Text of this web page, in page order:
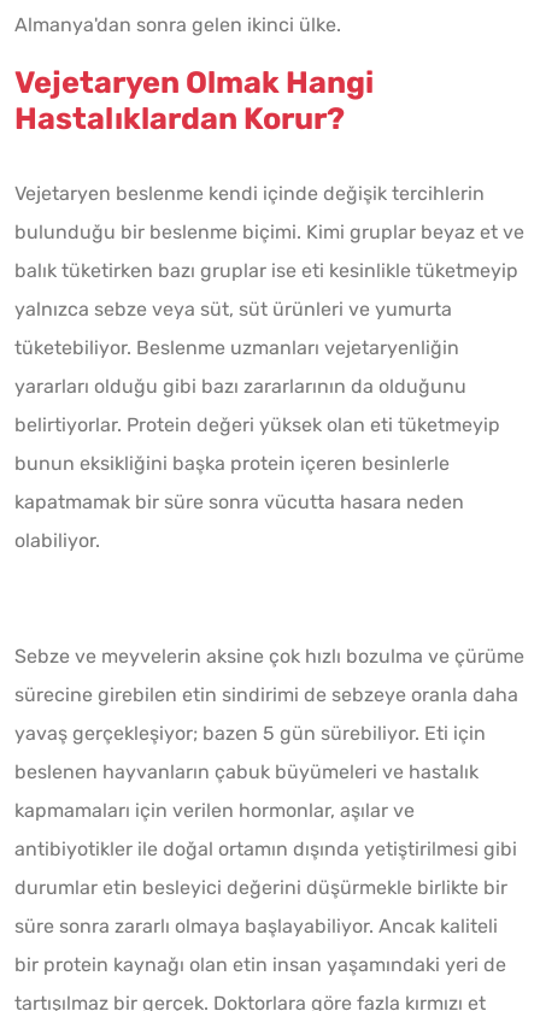
Almanya'dan sonra gelen ikinci ülke.
Vejetaryen Olmak Hangi
Hastalıklardan Korur?
Vejetaryen beslenme kendi içinde değişik tercihlerin
bulunduğu bir beslenme biçimi. Kimi gruplar beyaz et ve
balık tüketirken bazı gruplar ise eti kesinlikle tüketmeyip
yalnızca sebze veya süt, süt ürünleri ve yumurta
tüketebiliyor. Beslenme uzmanları vejetaryenliğin
yararları olduğu gibi bazı zararlarının da olduğunu
belirtiyorlar. Protein değeri yüksek olan eti tüketmeyip
bunun eksikliğini başka protein içeren besinlerle
kapatmamak bir süre sonra vücutta hasara neden
olabiliyor.
Sebze ve meyvelerin aksine çok hızlı bozulma ve çürüme
sürecine girebilen etin sindirimi de sebzeye oranla daha
yavaş gerçekleşiyor; bazen 5 gün sürebiliyor. Eti için
beslenen hayvanların çabuk büyümeleri ve hastalık
kapmamaları için verilen hormonlar, aşılar ve
antibiyotikler ile doğal ortamın dışında yetiştirilmesi gibi
durumlar etin besleyici değerini düşürmekle birlikte bir
süre sonra zararlı olmaya başlayabiliyor. Ancak kaliteli
bir protein kaynağı olan etin insan yaşamındaki yeri de
tartışılmaz bir gerçek. Doktorlara göre fazla kırmızı et